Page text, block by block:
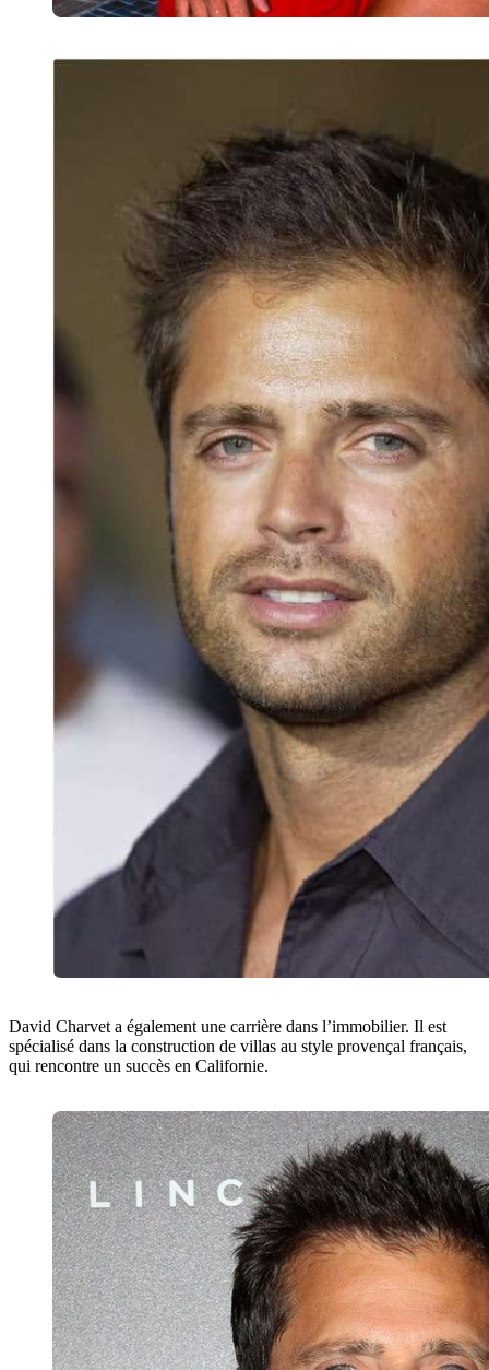
David Charvet a également une carrière dans l’immobilier. Il est
spécialisé dans la construction de villas au style provençal français,
qui rencontre un succès en Californie.